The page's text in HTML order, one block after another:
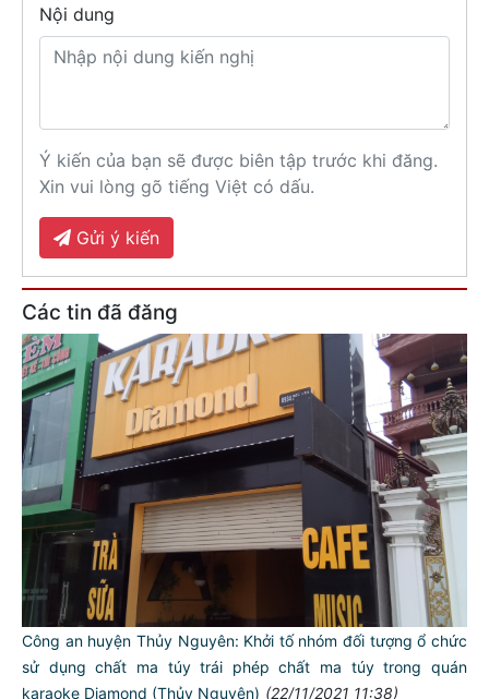
Nội dung
Ý kiến của bạn sẽ được biên tập trước khi đăng.
Xin vui lòng gõ tiếng Việt có dấu.
Gửi ý kiến
Các tin đã đăng
Công an huyện Thủy Nguyên: Khởi tố nhóm đối tượng ổ chức
sử dụng chất ma túy trái phép chất ma túy trong quán
karaoke Diamond (Thủy Nguyên) (22/11/2021 11:38)